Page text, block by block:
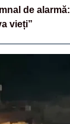
de
vieți”